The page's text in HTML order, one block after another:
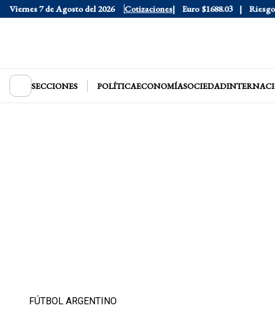
Viernes 7 de Agosto del 2026 Cotizaciones
Dólar Blue $1530 Dólar CCL $1577.3 Euro $1688.03 Riesgo
SECCIONES POLÍTICAECONOMÍASOCIEDAD
FÚTBOL ARGENTINO